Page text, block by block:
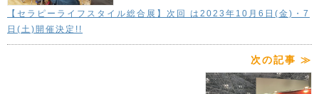
【セラピーライフスタイル総合展】次回 は2023年10月6日(金)・7
日(土)開催決定!!
次の記事 ≫